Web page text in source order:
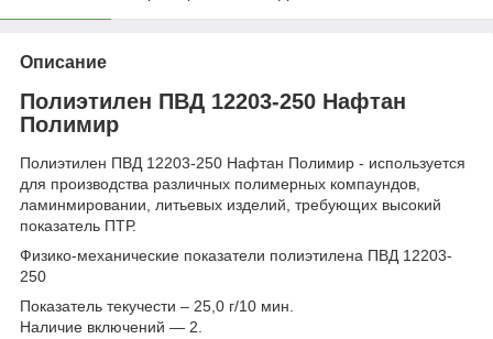
Описание
Полиэтилен ПВД 12203-250 Нафтан
Полимир
Полиэтилен ПВД 12203-250 Нафтан Полимир - используется
для производства различных полимерных компаундов,
ламинмировании, литьевых изделий, требующих высокий
показатель ПТР.
Физико-механические показатели полиэтилена ПВД 12203-
250
Показатель текучести – 25,0 г/10 мин.
Наличие включений — 2.